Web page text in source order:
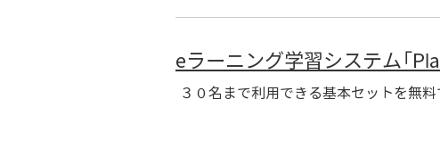
eラーニング学習システム「
３０名まで利用できる基本セットを無